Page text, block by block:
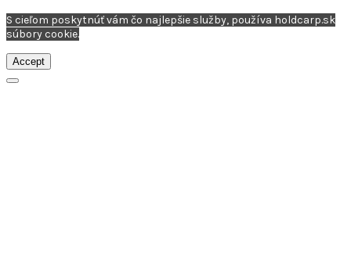
S cieľom poskytnúť vám čo najlepšie služby, používa holdcarp.sk
súbory cookie.
Accept